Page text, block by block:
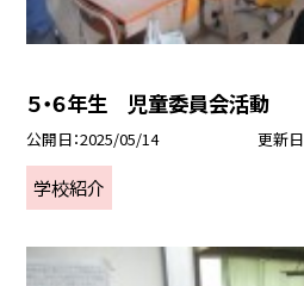
５・６年生 児童委員会活動
公開日 2025/05/14 更新日
学校紹介